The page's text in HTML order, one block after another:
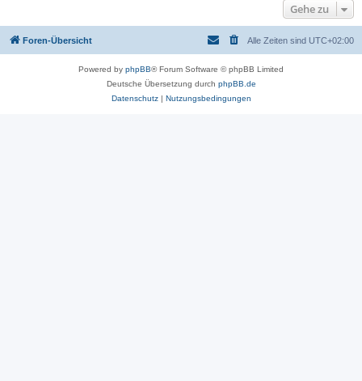
Gehe zu
Foren-Übersicht Alle Zeiten sind UTC+02:00
Powered by phpBB® Forum Software © phpBB Limited
Deutsche Übersetzung durch phpBB.de
Datenschutz| Nutzungsbedingungen